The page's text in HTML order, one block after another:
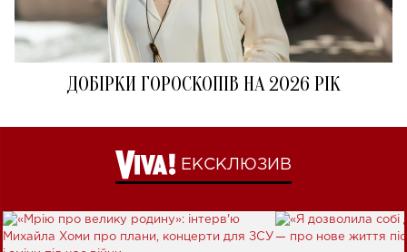
ДОБІРКИ ГОРОСКОПІВ НА 2026 РІК
ЕКСКЛЮЗИВ